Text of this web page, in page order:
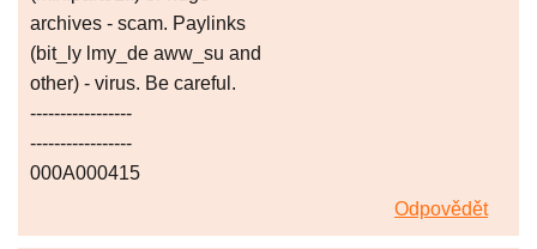
archives - scam. Paylinks
(bit_ly lmy_de aww_su and
other) - virus. Be careful.
-----------------
-----------------
000A000415
Odpovědět